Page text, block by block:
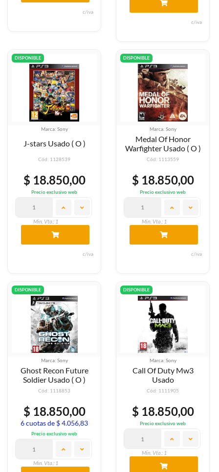
c/iva
c/iva
DISPONIBLE
Marca: Sony
J-stars Usado ( O )
Cód: 1128539
$ 18.850,00
Precio exclusivo web
Min. Vta.: 1
c/iva
DISPONIBLE
Marca: Sony
Medal Of Honor
Warfighter Usado ( O )
Cód: 1113559
$ 18.850,00
Precio exclusivo web
Min. Vta.: 1
c/iva
DISPONIBLE
Marca: Sony
Ghost Recon Future
Soldier Usado ( O )
Cód: 1118853
$ 18.850,00
6 cuotas de $ 4.056,83
Precio exclusivo web
Min. Vta.: 1
DISPONIBLE
Marca: Sony
Call Of Duty Mw3
Usado
Cód: 1111905
$ 18.850,00
Precio exclusivo web
Min. Vta.: 1